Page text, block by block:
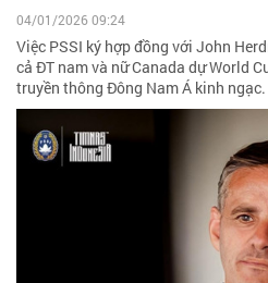
04/01/2026 09:24
Việc PSSI ký hợp đồng với John
cả ĐT nam và nữ Canada dự World
truyền thông Đông Nam Á kinh ngạc.